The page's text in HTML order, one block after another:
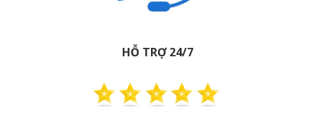
HỖ TRỢ 24/7